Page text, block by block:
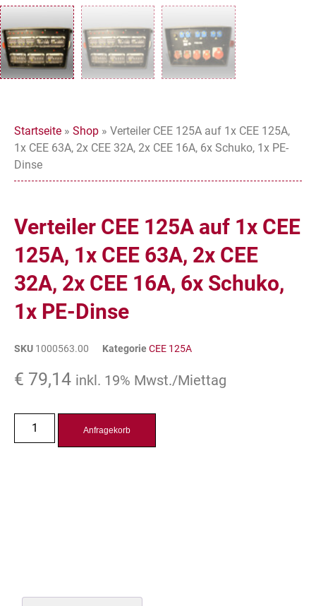
Startseite » Shop » Verteiler CEE 125A auf 1x CEE 125A,
1x CEE 63A, 2x CEE 32A, 2x CEE 16A, 6x Schuko, 1x PE-
Dinse
Verteiler CEE 125A auf 1x CEE
125A, 1x CEE 63A, 2x CEE
32A, 2x CEE 16A, 6x Schuko,
1x PE-Dinse
SKU 1000563.00 KategorieCEE 125A
€ 79,14 inkl. 19% Mwst./Miettag
Anfragekorb